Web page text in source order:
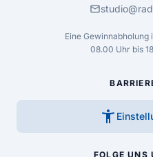
mail
Eine Gewinnabholung
08.00 Uhr bis
accessibility_new
FOLGE UNS